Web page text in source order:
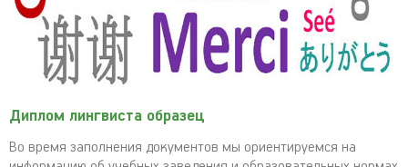
Диплом лингвиста образец
Во время заполнения документов мы ориентируемся на